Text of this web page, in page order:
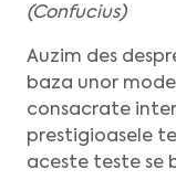
(Confucius)
Auzim des
baza unor
consacrate
prestigioasele
aceste teste se